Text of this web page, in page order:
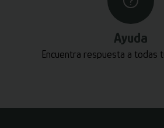
Ayuda
Encuentra respuesta a todas